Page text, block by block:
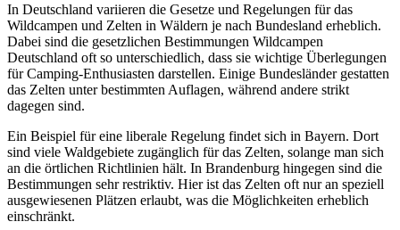
In Deutschland variieren die Gesetze und Regelungen für das
Wildcampen und Zelten in Wäldern je nach Bundesland erheblich.
Dabei sind die gesetzlichen Bestimmungen Wildcampen
Deutschland oft so unterschiedlich, dass sie wichtige Überlegungen
für Camping-Enthusiasten darstellen. Einige Bundesländer gestatten
das Zelten unter bestimmten Auflagen, während andere strikt
dagegen sind.
Ein Beispiel für eine liberale Regelung findet sich in Bayern. Dort
sind viele Waldgebiete zugänglich für das Zelten, solange man sich
an die örtlichen Richtlinien hält. In Brandenburg hingegen sind die
Bestimmungen sehr restriktiv. Hier ist das Zelten oft nur an speziell
ausgewiesenen Plätzen erlaubt, was die Möglichkeiten erheblich
einschränkt.